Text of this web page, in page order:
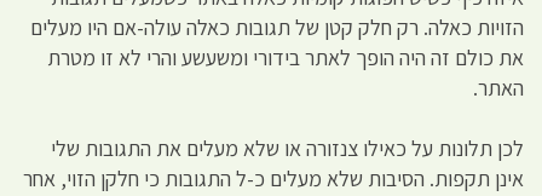
הזויות כאלה. רק חלק קטן של תגובות כאלה עולה-אם היו מעלים
את כולם זה היה הופך לאתר בידורי ומשעשע והרי לא זו מטרת
האתר.
לכן תלונות על כאילו צנזורה או שלא מעלים את התגובות שלי
אינן תקפות. הסיבות שלא מעלים כ-ל התגובות כי חלקן הזוי, אחר